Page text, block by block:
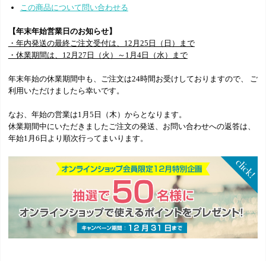
この商品について問い合わせる
【年末年始営業日のお知らせ】
・年内発送の最終ご注文受付は、12月25日（日）まで
・休業期間は、12月27日（火）～1月4日（水）まで
年末年始の休業期間中も、ご注文は24時間お受けしておりますので、 ご
利用いただけましたら幸いです。
なお、年始の営業は1月5日（木）からとなります。
休業期間中にいただきましたご注文の発送、お問い合わせへの返答は、
年始1月6日より順次行ってまいります。